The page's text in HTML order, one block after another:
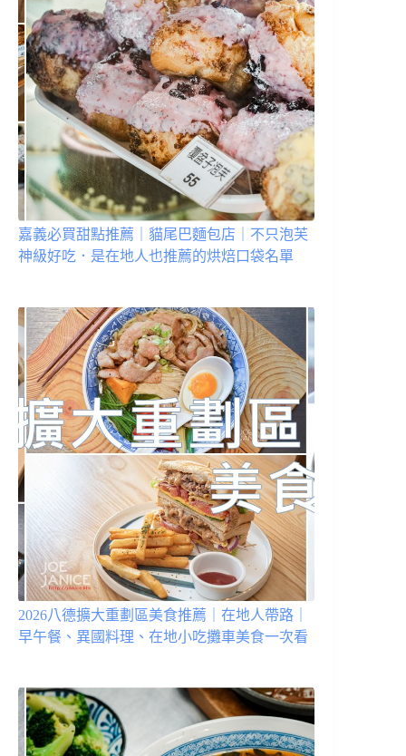
嘉義必買甜點推薦｜貓尾巴麵包店｜不只泡芙
神級好吃．是在地人也推薦的烘焙口袋名單
2026八德擴大重劃區美食推薦｜在地人帶路｜
早午餐、異國料理、在地小吃攤車美食一次看